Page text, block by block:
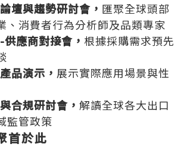
壇與趨勢研討會， 匯聚全球頭部
、消費者行為分析師及品類專家
-供應商對接會， 根據採購需求預先
品演示， 展示實際應用場景與性
合規研討會， 解讀全球各大出口
監管政策
首於此